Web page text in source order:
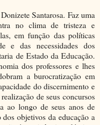
Santarosa. Faz uma
no clima de tristeza e
em função das políticas
e das necessidades dos
de Estado da Educação.
dos professores e lhes
a burocratização em
do discernimento e
de seus concursos
ao longo de seus anos de
objetivos da educação a